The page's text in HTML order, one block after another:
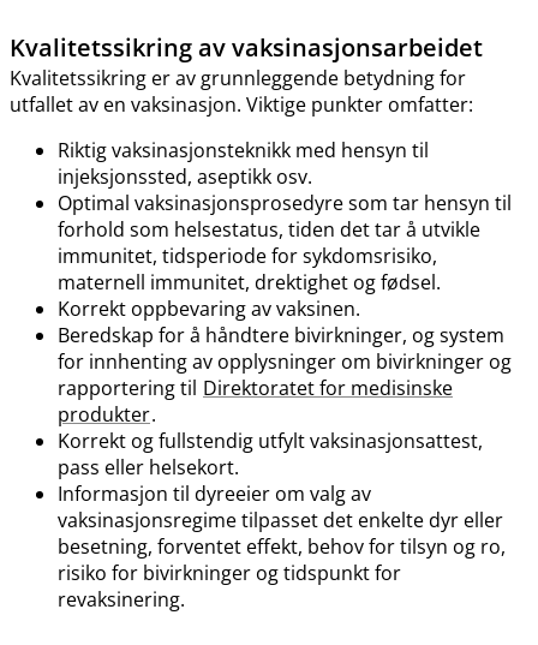
Kvalitetssikring av vaksinasjonsarbeidet
Kvalitetssikring er av grunnleggende betydning for
utfallet av en vaksinasjon. Viktige punkter omfatter:
Riktig vaksinasjonsteknikk med hensyn til
injeksjonssted, aseptikk osv.
Optimal vaksinasjonsprosedyre som tar hensyn til
forhold som helsestatus, tiden det tar å utvikle
immunitet, tidsperiode for sykdomsrisiko,
maternell immunitet, drektighet og fødsel.
Korrekt oppbevaring av vaksinen.
Beredskap for å håndtere bivirkninger, og system
for innhenting av opplysninger om bivirkninger og
rapportering til Direktoratet for medisinske
produkter.
Korrekt og fullstendig utfylt vaksinasjonsattest,
pass eller helsekort.
Informasjon til dyreeier om valg av
vaksinasjonsregime tilpasset det enkelte dyr eller
besetning, forventet effekt, behov for tilsyn og ro,
risiko for bivirkninger og tidspunkt for
revaksinering.